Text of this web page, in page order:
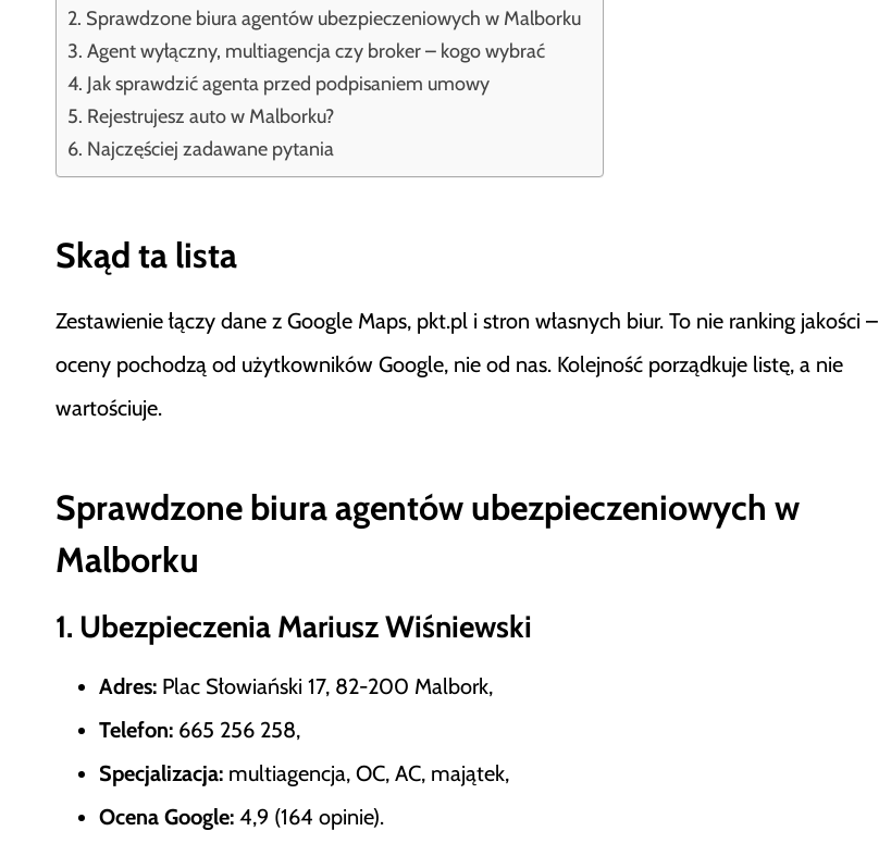
Sprawdzone biura agentów ubezpieczeniowych w Malborku
Agent wyłączny, multiagencja czy broker – kogo wybrać
Jak sprawdzić agenta przed podpisaniem umowy
Rejestrujesz auto w Malborku?
Najczęściej zadawane pytania
Skąd ta lista
Zestawienie łączy dane z Google Maps, pkt.pl i stron własnych biur. To nie ranking jakości –
oceny pochodzą od użytkowników Google, nie od nas. Kolejność porządkuje listę, a nie
wartościuje.
Sprawdzone biura agentów ubezpieczeniowych w
Malborku
1. Ubezpieczenia Mariusz Wiśniewski
Adres: Plac Słowiański 17, 82-200 Malbork,
Telefon: 665 256 258,
Specjalizacja: multiagencja, OC, AC, majątek,
Ocena Google: 4,9 (164 opinie).